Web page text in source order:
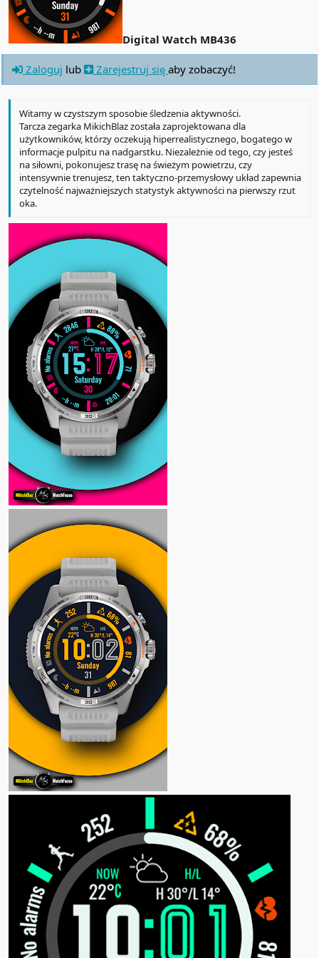
Digital Watch MB436
Zaloguj lub Zarejestruj się aby zobaczyć!
Witamy w czystszym sposobie śledzenia aktywności.
Tarcza zegarka MikichBlaz została zaprojektowana dla
użytkowników, którzy oczekują hiperrealistycznego, bogatego w
informacje pulpitu na nadgarstku. Niezależnie od tego, czy jesteś
na siłowni, pokonujesz trasę na świeżym powietrzu, czy
intensywnie trenujesz, ten taktyczno-przemysłowy układ zapewnia
czytelność najważniejszych statystyk aktywności na pierwszy rzut
oka.